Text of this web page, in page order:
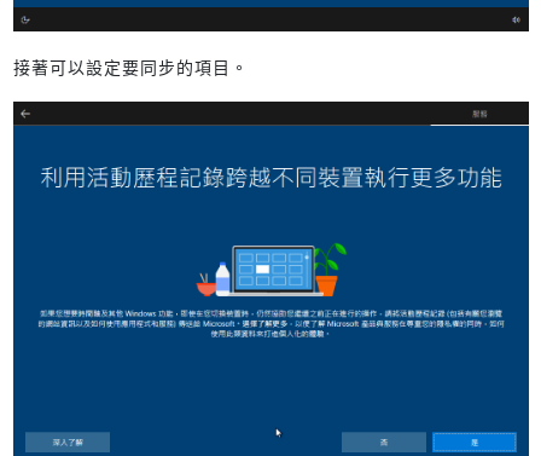
接著可以設定要同步的項目。